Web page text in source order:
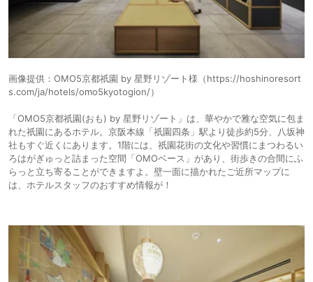
画像提供：OMO5京都祇園 by 星野リゾート様（https://hoshinoresort
s.com/ja/hotels/omo5kyotogion/）
「OMO5京都祇園(おも) by 星野リゾート」は、華やかで雅な空気に包ま
れた祇園にあるホテル。京阪本線「祇園四条」駅より徒歩約5分、八坂神
社もすぐ近くにあります。1階には、祇園花街の文化や習慣にまつわるい
ろはがぎゅっと詰まった空間「OMOベース」があり、街歩きの合間にふ
らっと立ち寄ることができますよ。壁一面に描かれたご近所マップに
は、ホテルスタッフのおすすめ情報が！